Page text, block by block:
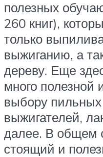
полезных
260 книг),
только
выжиганию, а
дереву. Еще
много
выбору пильных
выжигателей,
далее. В общем
стоящий и